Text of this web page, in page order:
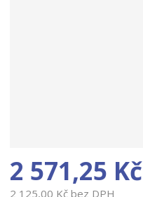
2 571,25 Kč
2 125,00 Kč bez DPH